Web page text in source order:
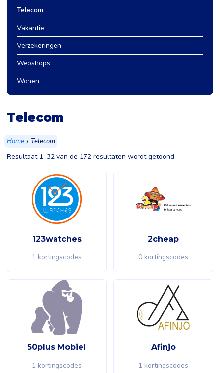
Telecom
Vakantie
Verzekeringen
Webshops
Wonen
Telecom
Home / Telecom
Resultaat 1–32 van de 172 resultaten wordt getoond
123watches
1 kortingscodes
2cheap
0 kortingscodes
50plus Mobiel
1 kortingscodes
Afinjo
1 kortingscodes